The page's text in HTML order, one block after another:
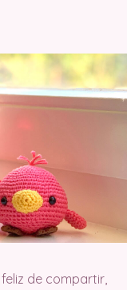
de compartir,